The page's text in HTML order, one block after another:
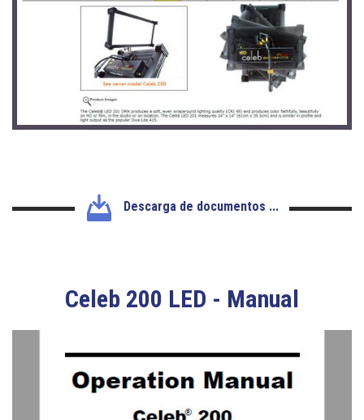
Descarga de documentos ...
Celeb 200 LED - Manual